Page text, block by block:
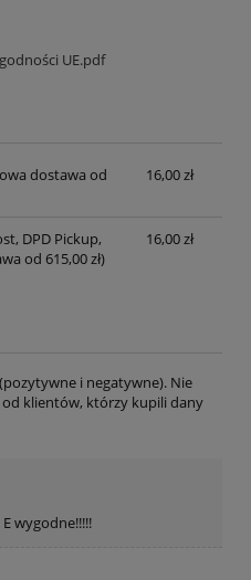
UE.pdf
kosztów płatności
dostawa od
16,00 zł
DPD Pickup,
od 615,00 zł)
16,00 zł
i negatywne). Nie
klientów, którzy kupili dany
wygodne!!!!!